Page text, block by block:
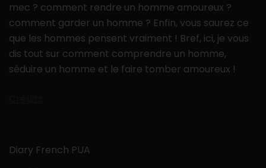
mec ? comment rendre un homme amoureux ?
comment garder un homme ? Enfin, vous saurez ce
que les hommes pensent vraiment ! Bref, ici, je vous
dis tout sur comment comprendre un homme,
séduire un homme et le faire tomber amoureux !
Diary French PUA